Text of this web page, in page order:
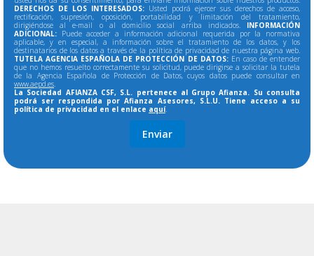
DERECHOS DE LOS INTERESADOS: Usted podrá ejercer sus derechos de acceso,
rectificación, supresión, oposición, portabilidad y limitación del tratamiento,
dirigiéndose al e-mail o al domicilio social arriba indicados. INFORMACIÓN
ADICIONAL: Puede acceder a información adicional requerida por la normativa
aplicable, y en especial, a información sobre el tratamiento de los datos, y los
destinatarios de los datos a través de la política de privacidad de nuestra página web.
TUTELA AGENCIA ESPAÑOLA DE PROTECCIÓN DE DATOS:En caso de entender
que no hemos resuelto correctamente su solicitud, puede dirigirse a solicitar la tutela
de la Agencia Española de Protección de Datos, cuyos datos puede consultar en
www.aepd.es.
La Sociedad AFIANZA CSF, S.L. pertenece al Grupo Afianza. Su consulta
podrá ser respondida por Afianza Asesores, S.L.U. Tiene acceso a su
política de privacidad en el enlace aquí.